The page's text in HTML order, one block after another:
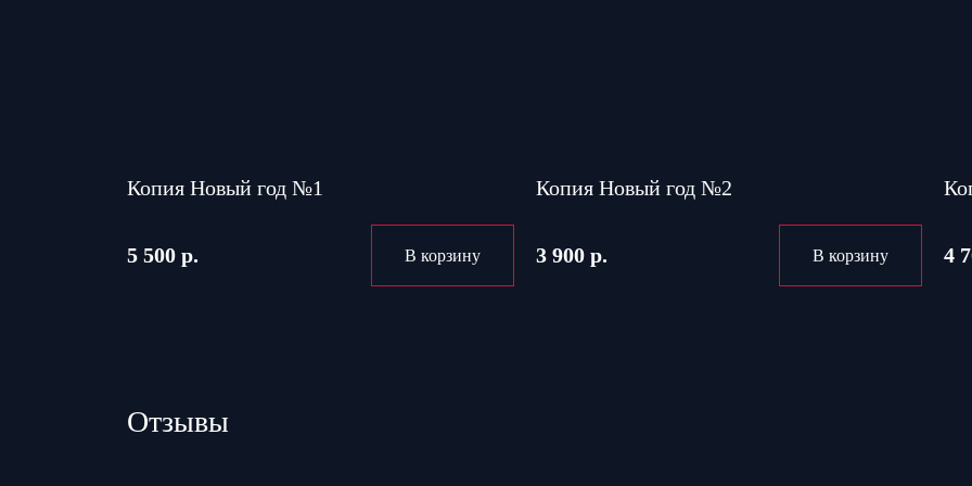
Копия Новый год №1
5 500 р. В корзину
Копия Новый год №2
3 900 р. В корзину 4
Отзывы